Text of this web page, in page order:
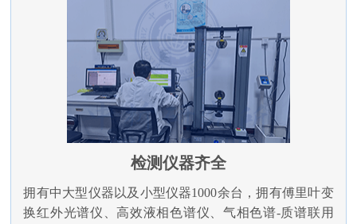
检测仪器齐全
拥有中大型仪器以及小型仪器1000余台，拥有傅里叶变
换红外光谱仪、高效液相色谱仪、气相色谱-质谱联用